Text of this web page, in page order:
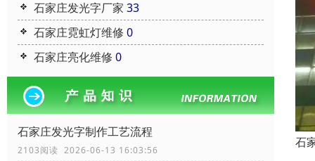
石家庄发光字厂家 33
石家庄霓虹灯维修 0
石家庄亮化维修 0
石家庄发光字制作工艺流程
2103阅读 2026-06-13 16:03:56
石